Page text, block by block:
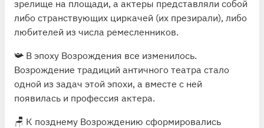
зрелище на площади, а актеры представляли собой
либо странствующих циркачей (их презирали), либо
любителей из числа ремесленников.
📯 В эпоху Возрождения все изменилось.
Возрождение традиций античного театра стало
одной из задач этой эпохи, а вместе с ней
появилась и профессия актера.
🪑 К позднему Возрождению сформировались